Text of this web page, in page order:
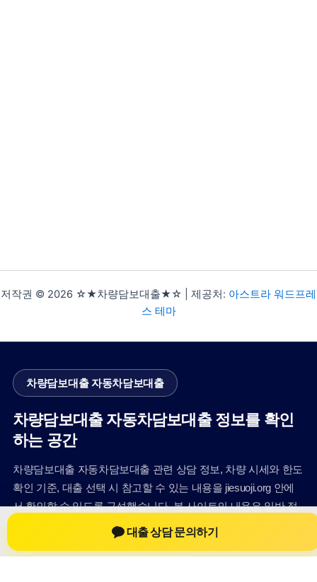
저작권 © 2026 ☆★차량담보대출★☆ | 제공처: 아스트라 워드프레
스 테마
차량담보대출 자동차담보대출
차량담보대출 자동차담보대출 정보를 확인
하는 공간
차량담보대출 자동차담보대출 관련 상담 정보, 차량 시세와 한도
확인 기준, 대출 선택 시 참고할 수 있는 내용을 jiesuoji.org 안에
서 확인할 수 있도록 구성했습니다. 본 사이트의 내용은 일반 정
보 제공을 위한 자료이며, 실제 가능 여부와 조건은 금융사 심사
및 상담을 통해 확인하는 것이 필요합니다.
대출 상담 문의하기